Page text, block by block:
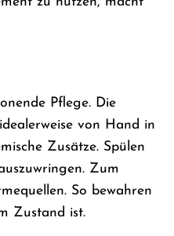
Pflege. Die
von Hand in
Zusätze. Spülen
Zum
So bewahren
Zustand ist.